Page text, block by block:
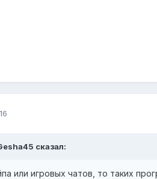
сказал:
или игровых чатов, то таких